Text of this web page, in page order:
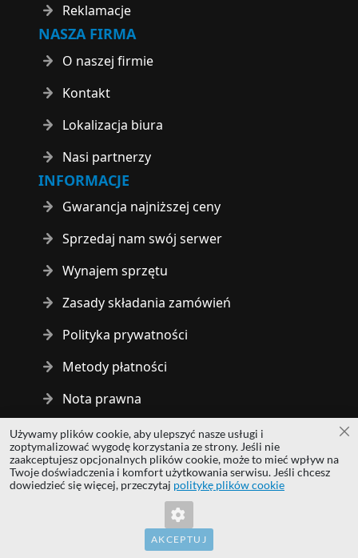
Reklamacje
NASZA FIRMA
O naszej firmie
Kontakt
Lokalizacja biura
Nasi partnerzy
INFORMACJE
Gwarancja najniższej ceny
Sprzedaj nam swój serwer
Wynajem sprzętu
Zasady składania zamówień
Polityka prywatności
Metody płatności
Nota prawna
Copyright © 2014 - 2026 MS Development | All rights reserved
| All logos and trademarks are properties of their respective
owners.
Używamy plików cookie, aby ulepszyć nasze usługi i
zoptymalizować wygodę korzystania ze strony. Jeśli nie
zaakceptujesz opcjonalnych plików cookie, może to mieć wpływ na
Twoje doświadczenia i komfort użytkowania serwisu. Jeśli chcesz
dowiedzieć się więcej, przeczytaj politykę plików cookie
AKCEPTUJ